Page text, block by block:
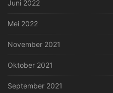
Juni 2022
Mei 2022
November 2021
Oktober 2021
September 2021